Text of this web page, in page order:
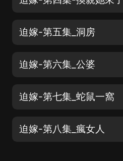
迫嫁-第五集_洞房
迫嫁-第六集_公婆
迫嫁-第七集_蛇鼠一窩
迫嫁-第八集_瘋女人